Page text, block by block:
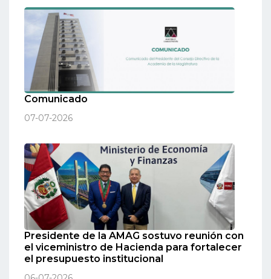
Comunicado
07-07-2026
Presidente de la AMAG sostuvo reunión con
el viceministro de Hacienda para fortalecer
el presupuesto institucional